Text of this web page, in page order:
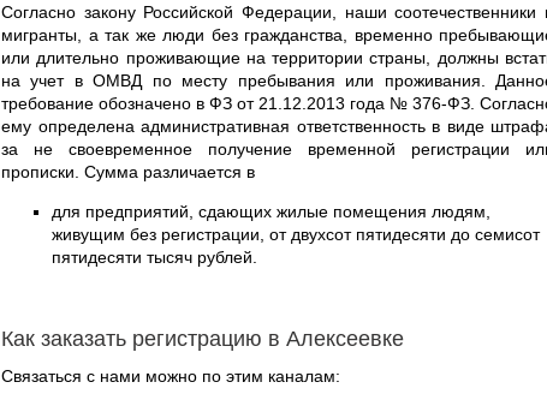
Согласно закону Российской Федерации, наши соотечественники
мигранты, а так же люди без гражданства, временно
или длительно проживающие на территории страны, должны
на учет в ОМВД по месту пребывания или проживания.
требование обозначено в ФЗ от 21.12.2013 года № 376-ФЗ.
ему определена административная ответственность в виде
за не своевременное получение временной регистрации
прописки. Сумма различается в
для предприятий, сдающих жилые помещения людям,
живущим без регистрации, от двухсот пятидесяти до семисот
пятидесяти тысяч рублей.
Как заказать регистрацию в Алексеевке
Связаться с нами можно по этим каналам: